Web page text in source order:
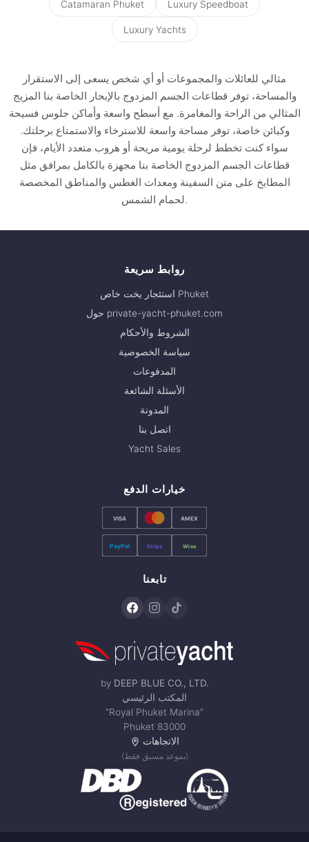
Catamaran Phuket Luxury Speedboat
Luxury Yachts
مثالي للعائلات والمجموعات أو أي شخص يسعى إلى الاستقرار
والمساحة، توفر قطاعات الجسم المزدوج بالإبحار الخاصة بنا المزيج
المثالي من الراحة والمغامرة. مع أسطح واسعة وأماكن جلوس فسيحة
وكبائن خاصة، توفر مساحة واسعة للاسترخاء والاستمتاع برحلتك.
سواء كنت تخطط لرحلة يومية مريحة أو هروب متعدد الأيام، فإن
قطاعات الجسم المزدوج الخاصة بنا مجهزة بالكامل بمرافق مثل
المطابخ على متن السفينة ومعدات الغطس والمناطق المخصصة
لحمام الشمس.
روابط سريعة
استئجار يخت خاص Phuket
حول private-yacht-phuket.com
الشروط والأحكام
سياسة الخصوصية
المدفوعات
الأسئلة الشائعة
المدونة
اتصل بنا
Yacht Sales
خيارات الدفع
VISA AMEX
PayPal Stripe Wise
تابعنا
by DEEP BLUE CO., LTD.
المكتب الرئيسي
“Royal Phuket Marina”
Phuket 83000
الاتجاهات
(بموعد مسبق فقط)